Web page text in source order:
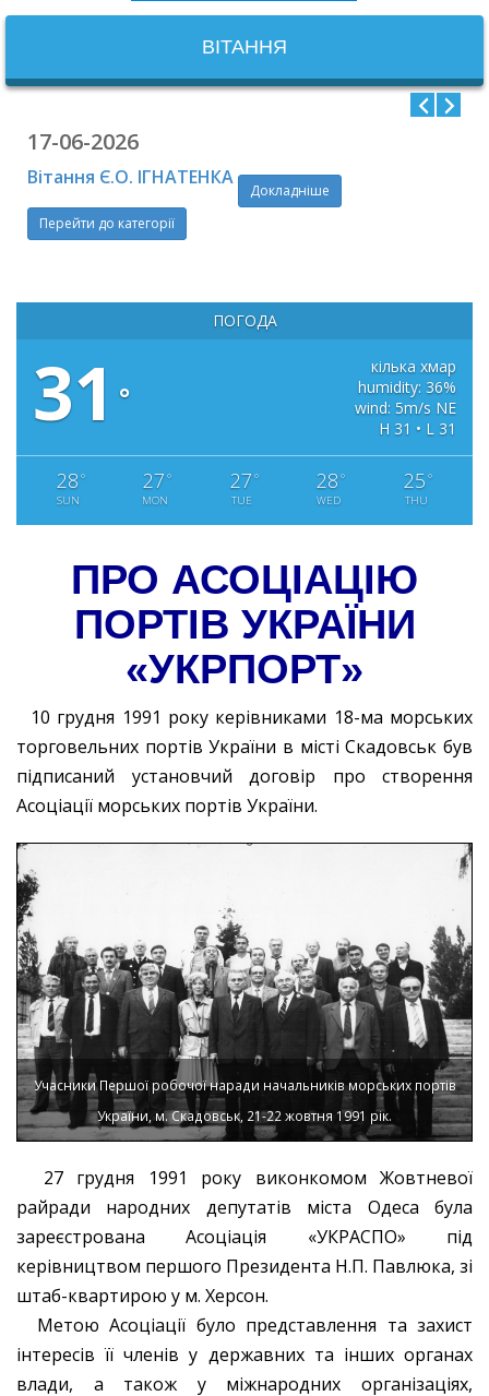
ВІТАННЯ
17-06-2026
Вітання Є.О. ІГНАТЕНКА
Докладніше
Перейти до категорії
ПОГОДА
31 °
кілька хмар
humidity: 36%
wind: 5m/s NE
H 31 • L 31
28 °
SUN
27 °
MON
27 °
TUE
28 °
WED
25 °
THU
ПРО АСОЦІАЦІЮ
ПОРТІВ УКРАЇНИ
«УКРПОРТ»
10 грудня 1991 року керівниками 18-ма морських
торговельних портів України в місті Скадовськ був
підписаний установчий договір про створення
Асоціації морських портів України.
Учасники Першої робочої наради начальників морських портів
України, м. Скадовськ, 21-22 жовтня 1991 рік.
27 грудня 1991 року виконкомом Жовтневої
райради народних депутатів міста Одеса була
зареєстрована Асоціація «УКРАСПО» під
керівництвом першого Президента Н.П. Павлюка, зі
штаб-квартирою у м. Херсон.
Метою Асоціації було представлення та захист
інтересів її членів у державних та інших органах
влади, а також у міжнародних організаціях,